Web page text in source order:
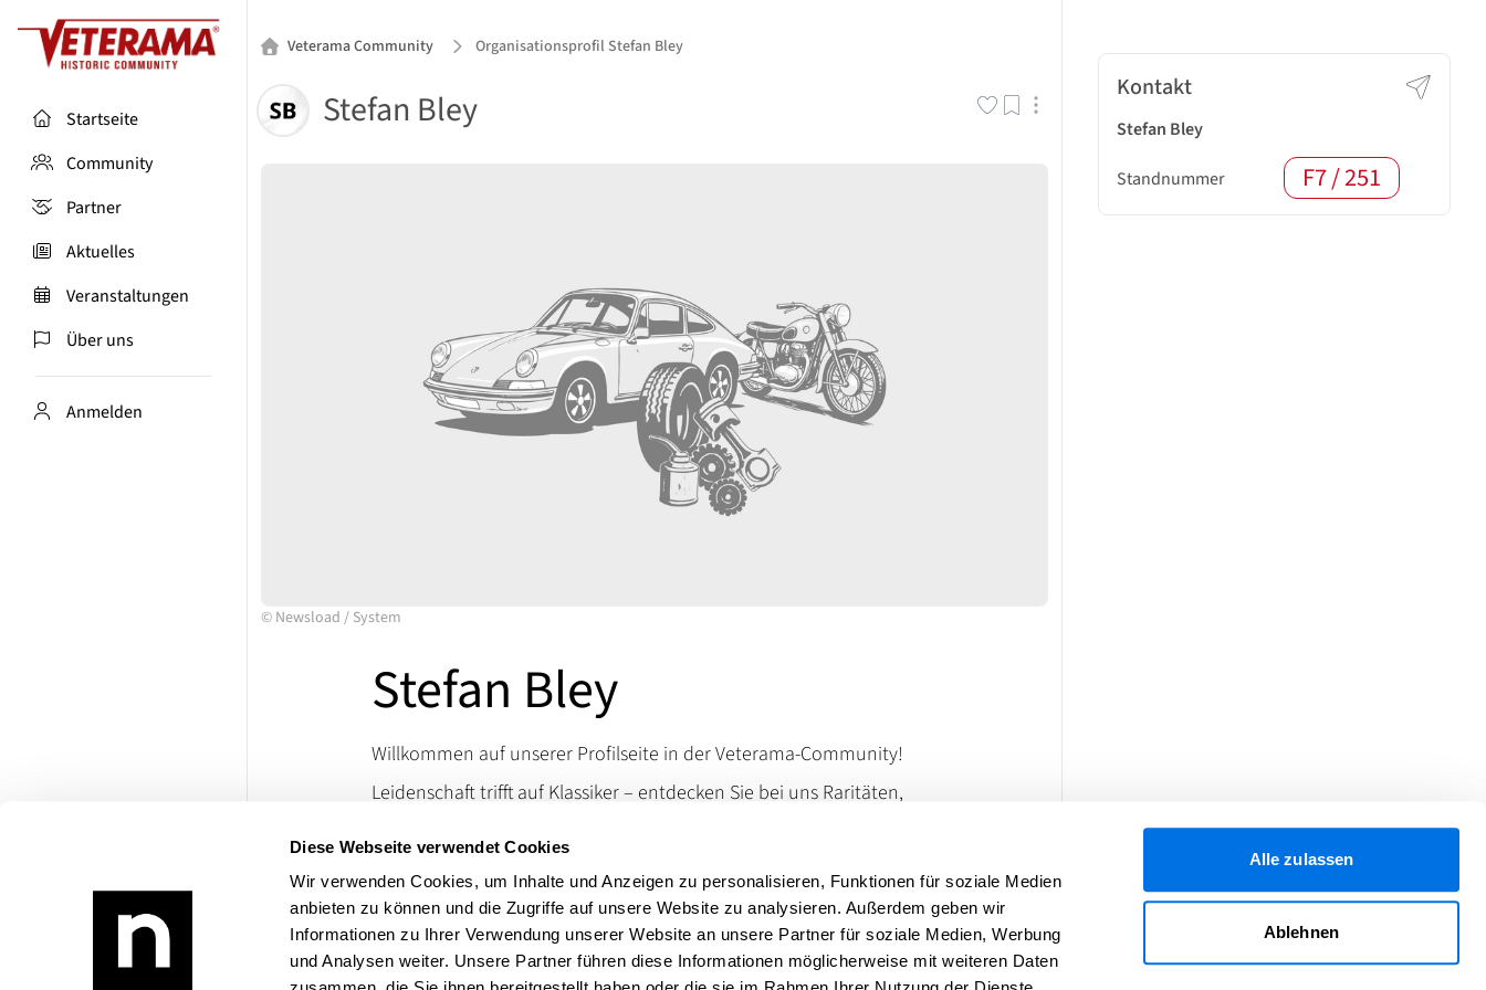
Diese Webseite verwendet Cookies
Wir verwenden Cookies, um Inhalte und Anzeigen zu personalisieren, Funktionen für soziale Medien
anbieten zu können und die Zugriffe auf unsere Website zu analysieren. Außerdem geben wir
Informationen zu Ihrer Verwendung unserer Website an unsere Partner für soziale Medien, Werbung
und Analysen weiter. Unsere Partner führen diese Informationen möglicherweise mit weiteren Daten
Alle zulassen
Ablehnen
Startseite
Community
Partner
Aktuelles
Veranstaltungen
Über uns
Anmelden
Veterama Community Organisationsprofil Stefan Bley
Stefan Bley
© Newsload / System
Stefan Bley
Willkommen auf unserer Profilseite in der Veterama-Community!
Leidenschaft trifft auf Klassiker – entdecken Sie bei uns Raritäten,
lassen. Besuchen Sie uns auf der VETERAMA und tauchen Sie ein in
die Welt klassischen Raritäten.
Bei Rückfragen erreichen Sie uns über unsere Kontaktdaten.
Produktangebot:
Motorrad: BMW, Guzzi, Ducati
Kontakt
Stefan Bley
Standnummer F7 / 251